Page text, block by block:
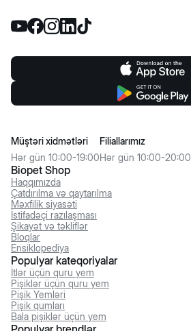
Biopet Shop
Haqqımızda
Çatdırılma və qaytarılma
Məxfilik siyasəti
İstifadəçi razılaşması
Şikayət və təkliflər
Bloqlar
Ensiklopediya
Müştəri xidmətləri
Hər gün 10:00-19:00
Filiallarımız
Hər gün 10:00-20:00
Populyar kateqoriyalar
İtlər üçün quru yem
Pişiklər üçün quru yem
Pişik Yemləri
Pişik qumları
Bala pişiklər üçün yem